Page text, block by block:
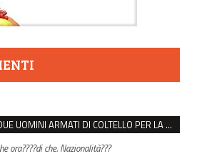
REGGIO, AGGREDITA DA DUE UOMINI ARMATI DI COLTELLO PER LA BORSA: LEI REAGISCE E LI FA SCAPPARE
ora????di che. Nazionalità???